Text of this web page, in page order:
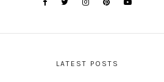
LATEST POSTS